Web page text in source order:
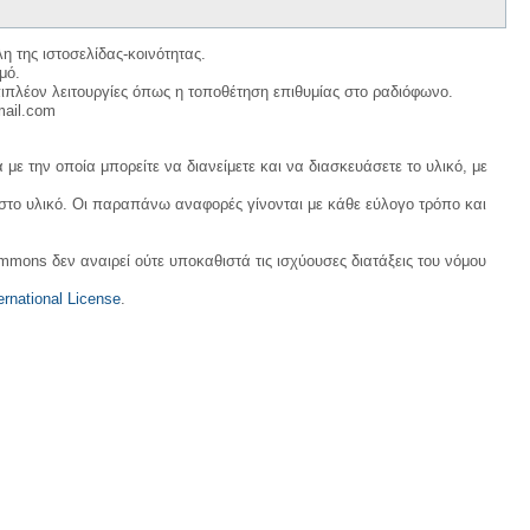
ιστοσελίδας-κοινότητας.
λειτουργίες όπως η τοποθέτηση επιθυμίας στο ραδιόφωνο.
οποία μπορείτε να διανείμετε και να διασκευάσετε το υλικό, με
υλικό. Οι παραπάνω αναφορές γίνονται με κάθε εύλογο τρόπο και
δεν αναιρεί ούτε υποκαθιστά τις ισχύουσες διατάξεις του νόμου
License.